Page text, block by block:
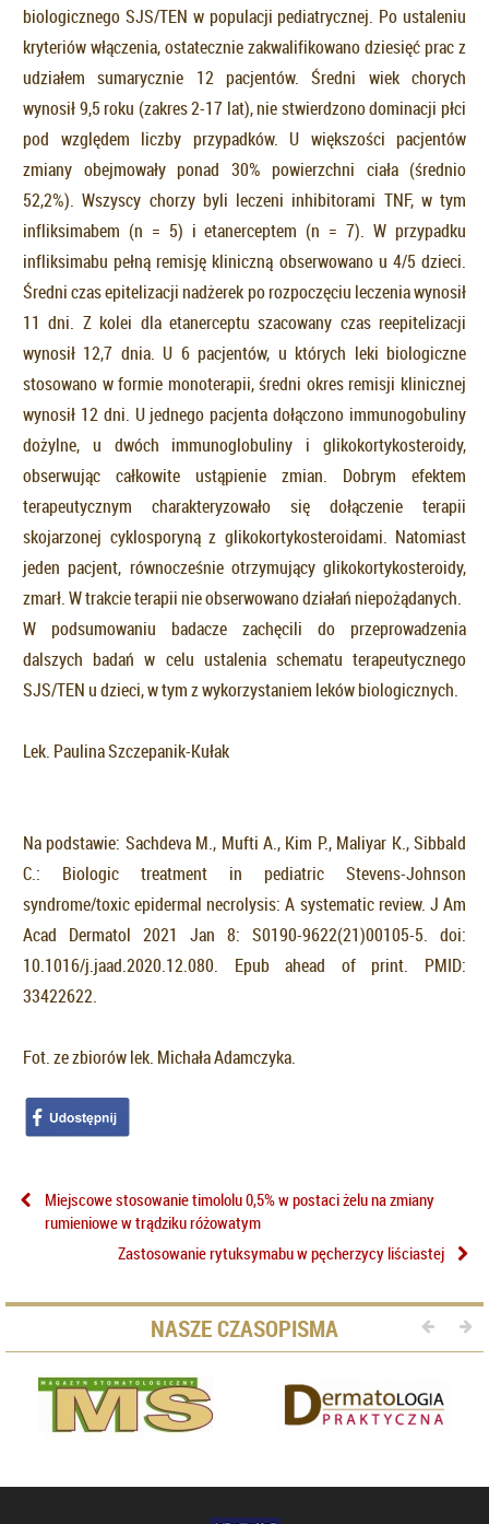
biologicznego SJS/TEN w populacji pediatrycznej. Po ustaleniu
kryteriów włączenia, ostatecznie zakwalifikowano dziesięć prac z
udziałem sumarycznie 12 pacjentów. Średni wiek chorych
wynosił 9,5 roku (zakres 2-17 lat), nie stwierdzono dominacji płci
pod względem liczby przypadków. U większości pacjentów
zmiany obejmowały ponad 30% powierzchni ciała (średnio
52,2%). Wszyscy chorzy byli leczeni inhibitorami TNF, w tym
infliksimabem (n = 5) i etanerceptem (n = 7). W przypadku
infliksimabu pełną remisję kliniczną obserwowano u 4/5 dzieci.
Średni czas epitelizacji nadżerek po rozpoczęciu leczenia wynosił
11 dni. Z kolei dla etanerceptu szacowany czas reepitelizacji
wynosił 12,7 dnia. U 6 pacjentów, u których leki biologiczne
stosowano w formie monoterapii, średni okres remisji klinicznej
wynosił 12 dni. U jednego pacjenta dołączono immunogobuliny
dożylne, u dwóch immunoglobuliny i glikokortykosteroidy,
obserwując całkowite ustąpienie zmian. Dobrym efektem
terapeutycznym charakteryzowało się dołączenie terapii
skojarzonej cyklosporyną z glikokortykosteroidami. Natomiast
jeden pacjent, równocześnie otrzymujący glikokortykosteroidy,
zmarł. W trakcie terapii nie obserwowano działań niepożądanych.
W podsumowaniu badacze zachęcili do przeprowadzenia
dalszych badań w celu ustalenia schematu terapeutycznego
SJS/TEN u dzieci, w tym z wykorzystaniem leków biologicznych.
Lek. Paulina Szczepanik-Kułak
Na podstawie: Sachdeva M., Mufti A., Kim P., Maliyar K., Sibbald
C.: Biologic treatment in pediatric Stevens-Johnson
syndrome/toxic epidermal necrolysis: A systematic review. J Am
Acad Dermatol 2021 Jan 8: S0190-9622(21)00105-5. doi:
10.1016/j.jaad.2020.12.080. Epub ahead of print. PMID:
33422622.
Fot. ze zbiorów lek. Michała Adamczyka.
Miejscowe stosowanie timololu 0,5% w postaci żelu na zmiany
rumieniowe w trądziku różowatym
Zastosowanie rytuksymabu w pęcherzycy liściastej
NASZE CZASOPISMA